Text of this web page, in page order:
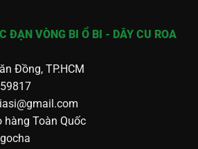
ĐẠN VÒNG BI Ổ BI - DÂY CU ROA
Đồng, TP.HCM
hàng Toàn Quốc